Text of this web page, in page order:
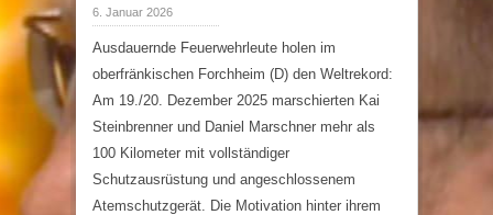
6. Januar 2026
Ausdauernde Feuerwehrleute holen im
oberfränkischen Forchheim (D) den Weltrekord:
Am 19./20. Dezember 2025 marschierten Kai
Steinbrenner und Daniel Marschner mehr als
100 Kilometer mit vollständiger
Schutzausrüstung und angeschlossenem
Atemschutzgerät. Die Motivation hinter ihrem